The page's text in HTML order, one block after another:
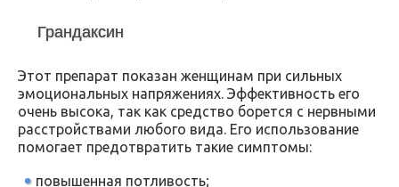
Грандаксин
Этот препарат показан женщинам при сильных
эмоциональных напряжениях. Эффективность его
очень высока, так как средство борется с нервными
расстройствами любого вида. Его использование
помогает предотвратить такие симптомы:
повышенная потливость;